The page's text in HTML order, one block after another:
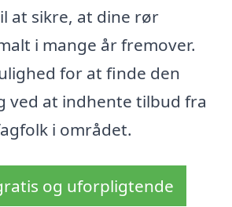
at sikre, at dine rør
i mange år fremover.
for at finde den
ved at indhente tilbud fra
i området.
og uforpligtende